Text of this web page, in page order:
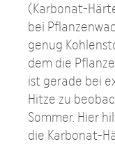
(Karbonat-
bei
genug
dem die
ist gerade bei
Hitze zu
Sommer. Hier
die Karbonat-